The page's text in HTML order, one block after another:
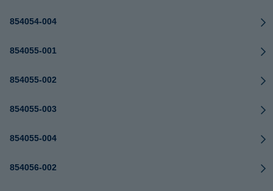
854054-004
854055-001
854055-002
854055-003
854055-004
854056-002